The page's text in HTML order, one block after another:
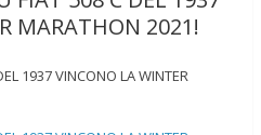
MARATHON 2021!
1937 VINCONO LA WINTER